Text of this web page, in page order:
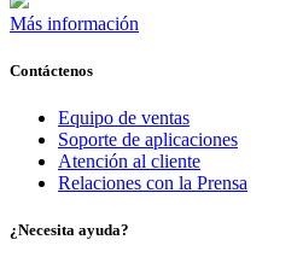
Más información
Contáctenos
Equipo de ventas
Soporte de aplicaciones
Atención al cliente
Relaciones con la Prensa
¿Necesita ayuda?